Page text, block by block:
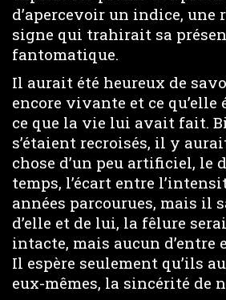
d’apercevoir un indice, une
signe qui trahirait sa
fantomatique.
Il aurait été heureux de
encore vivante et ce qu’elle
ce que la vie lui avait fait.
s’étaient recroisés, il y
chose d’un peu artificiel, le
temps, l’écart entre
années parcourues, mais il
d’elle et de lui, la fêlure
intacte, mais aucun d’entre
Il espère seulement qu’ils
eux-mêmes, la sincérité de